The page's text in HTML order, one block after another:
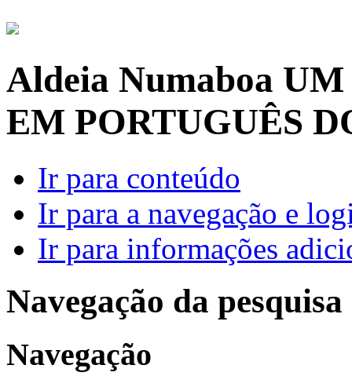
Aldeia Numaboa UM
EM PORTUGUÊS
Ir para conteúdo
Ir para a navegação e
Ir para informações
Navegação da pesquisa
Navegação